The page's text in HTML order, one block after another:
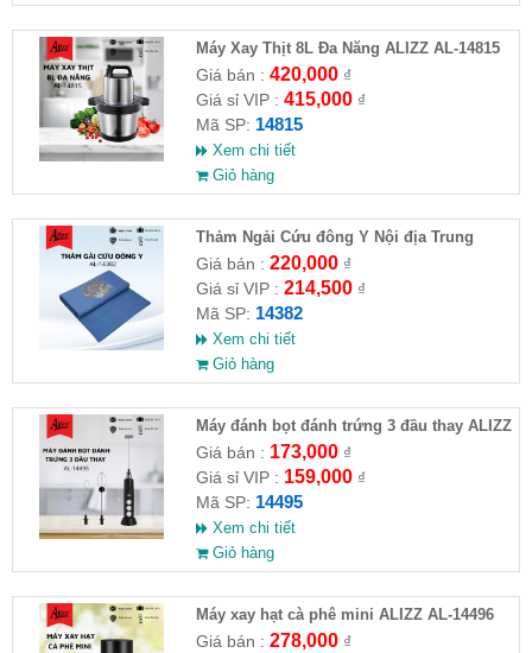
Máy Xay Thịt 8L Đa Năng ALIZZ AL-14815
Giá bán : 420,000₫
Giá sỉ VIP : 415,000₫
Mã SP: 14815
Xem chi tiết
Giỏ hàng
Thảm Ngải Cứu đông Y Nội địa Trung
(không kèm gối) ALIZZ AL14382 (Full VAT )
Giá bán : 220,000₫
Giá sỉ VIP : 214,500₫
Mã SP: 14382
Xem chi tiết
Giỏ hàng
Máy đánh bọt đánh trứng 3 đầu thay ALIZZ
AL-14495
Giá bán : 173,000₫
Giá sỉ VIP : 159,000₫
Mã SP: 14495
Xem chi tiết
Giỏ hàng
Máy xay hạt cà phê mini ALIZZ AL-14496
Giá bán : 278,000₫